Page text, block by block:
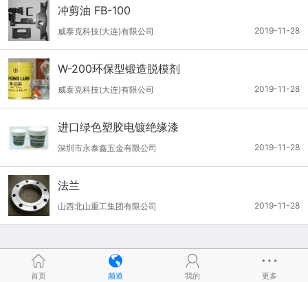
冲剪油 FB-100
2019-11-28
威泰克科技(大连)有限公司
W-200环保型锻造脱模剂
2019-11-28
威泰克科技(大连)有限公司
进口绿色塑胶电镀绝缘漆
2019-11-28
深圳市永泰鑫五金有限公司
法兰
2019-11-28
山西北山重工集团有限公司
首页 频道 我的 更多